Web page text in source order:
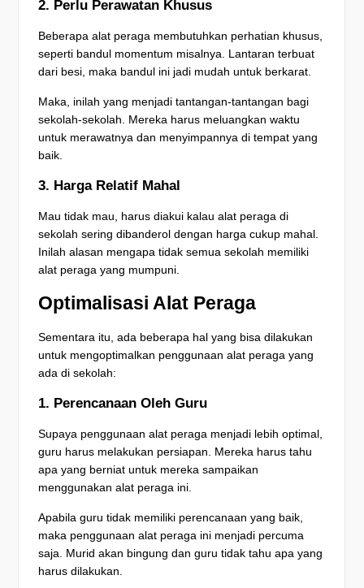
2. Perlu Perawatan Khusus
Beberapa alat peraga membutuhkan perhatian khusus,
seperti bandul momentum misalnya. Lantaran terbuat
dari besi, maka bandul ini jadi mudah untuk berkarat.
Maka, inilah yang menjadi tantangan-tantangan bagi
sekolah-sekolah. Mereka harus meluangkan waktu
untuk merawatnya dan menyimpannya di tempat yang
baik.
3. Harga Relatif Mahal
Mau tidak mau, harus diakui kalau alat peraga di
sekolah sering dibanderol dengan harga cukup mahal.
Inilah alasan mengapa tidak semua sekolah memiliki
alat peraga yang mumpuni.
Optimalisasi Alat Peraga
Sementara itu, ada beberapa hal yang bisa dilakukan
untuk mengoptimalkan penggunaan alat peraga yang
ada di sekolah:
1. Perencanaan Oleh Guru
Supaya penggunaan alat peraga menjadi lebih optimal,
guru harus melakukan persiapan. Mereka harus tahu
apa yang berniat untuk mereka sampaikan
menggunakan alat peraga ini.
Apabila guru tidak memiliki perencanaan yang baik,
maka penggunaan alat peraga ini menjadi percuma
saja. Murid akan bingung dan guru tidak tahu apa yang
harus dilakukan.